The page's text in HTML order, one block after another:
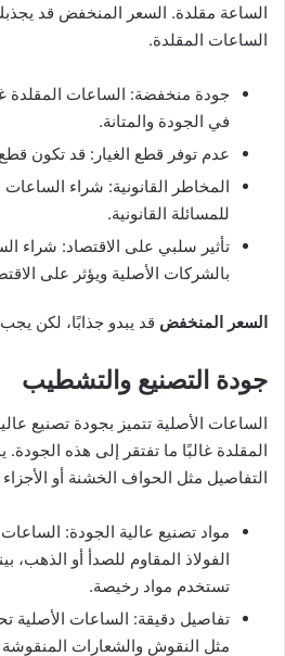
الساعة مقلدة. السعر المنخفض قد
الساعات المقلدة.
جودة منخفضة: الساعات المقلدة
في الجودة والمتانة.
عدم توفر قطع الغيار: قد تكون قطع
المخاطر القانونية: شراء
للمسائلة القانونية.
تأثير سلبي على الاقتصاد: شراء
بالشركات الأصلية ويؤثر على
السعر المنخفض قد يبدو جذابًا، لكن
جودة التصنيع والتشطيب
الساعات الأصلية تتميز بجودة تصنيع
المقلدة غالبًا ما تفتقر إلى هذه
التفاصيل مثل الحواف الخشنة أو
مواد تصنيع عالية الجودة:
الفولاذ المقاوم للصدأ أو الذهب،
تستخدم مواد رخيصة.
تفاصيل دقيقة: الساعات الأصلية
مثل النقوش والشعارات المنقوشة